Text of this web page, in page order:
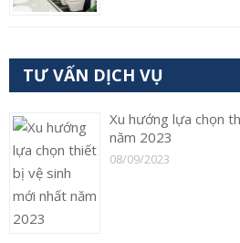
TƯ VẤN DỊCH VỤ
Xu hướng lựa chọn
năm 2023
08/09/2023